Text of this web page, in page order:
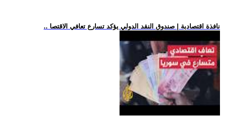
.. نافذة اقتصادية | صندوق النقد الدولي يؤكد تسارع تعافي الاقتصا